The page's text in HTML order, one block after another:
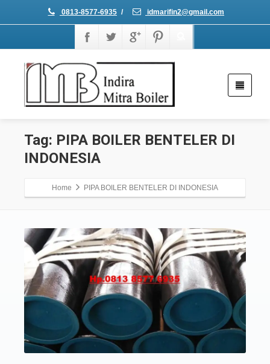
0813-8577-6935 / idmarifin2@gmail.com
Tag: PIPA BOILER BENTELER DI
INDONESIA
Home PIPA BOILER BENTELER DI INDONESIA